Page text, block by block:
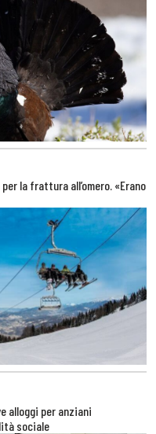
la frattura all’omero. «Erano
alloggi per anziani
sociale